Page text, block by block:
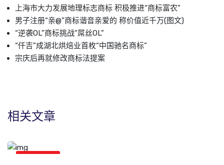
上海市大力发展地理标志商标 积极推进“商标富农”
男子注册“亲@”商标谐音亲爱的 称价值近千万(图文)
“逆袭OL”商标挑战“屌丝OL”
“仟吉”成湖北烘焙业首枚“中国驰名商标”
宗庆后再就修改商标法提案
相关文章